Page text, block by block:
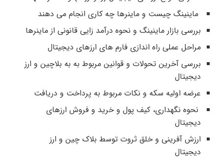
ماینینگ چیست و ماینرها چه کاری انجام می دهند
بررسی بازار ماینینگ و نحوه درآمد زایی قانونی از ماینرها
مراحل عملی راه اندازی فارم های ارزهای دیجیتال
بررسی آخرین تحولات و قوانین مربوط به به بلاچین و ارز
دیجیتال
عرضه اولیه سکه و نکات مربوط به پرداخت و دریافت
نحوه نگهداری، کیف پول و خرید و فروش ارزهای
دیجیتال
ارزش آفرینی و خلق ثروت توسط بلاک چین و ارز
دیجیتال